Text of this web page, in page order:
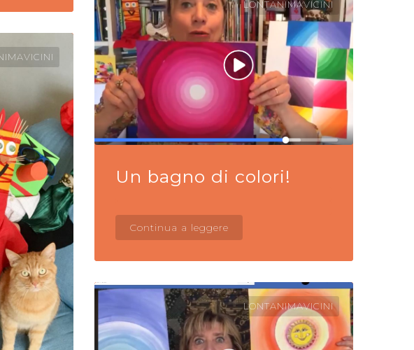
LONTANIMAVICINI
Un bagno di colori!
Continua a leggere
LONTANIMAVICINI